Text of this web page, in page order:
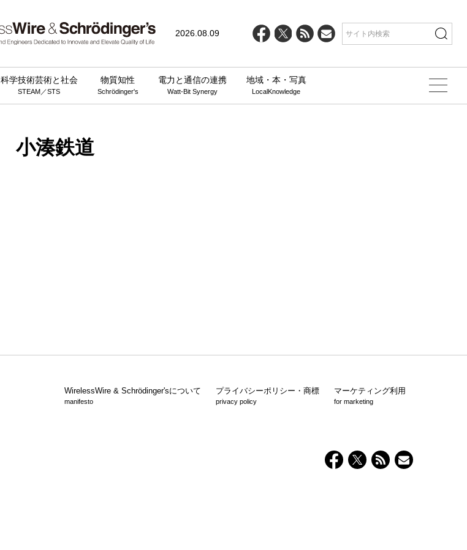
2026.08.09
科学技術芸術と社会
STEAM／STS
物質知性
Schrödinger's
電力と通信の連携
Watt-Bit Synergy
地域・本・写真
LocalKnowledge
小湊鉄道
WirelessWire & Schrödinger'sについて
manifesto
プライバシーポリシー・商標
privacy policy
マーケティング利用
for marketing